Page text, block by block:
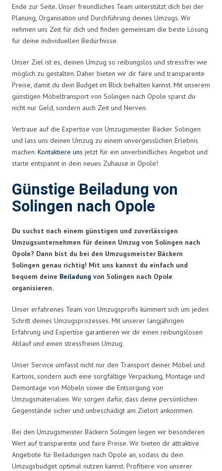
Ende zur Seite. Unser freundliches Team unterstützt dich bei der
Planung, Organisation und Durchführung deines Umzugs. Wir
nehmen uns Zeit für dich und finden gemeinsam die beste Lösung
für deine individuellen Bedürfnisse.
Unser Ziel ist es, deinen Umzug so reibungslos und stressfrei wie
möglich zu gestalten. Daher bieten wir dir faire und transparente
Preise, damit du dein Budget im Blick behalten kannst. Mit unserem
günstigen Möbeltransport von Solingen nach Opole sparst du
nicht nur Geld, sondern auch Zeit und Nerven.
Vertraue auf die Expertise von Umzugsmeister Bäcker Solingen
und lass uns deinen Umzug zu einem unvergesslichen Erlebnis
machen. Kontaktiere uns jetzt für ein unverbindliches Angebot und
starte entspannt in dein neues Zuhause in Opole!
Günstige Beiladung von
Solingen nach Opole
Du suchst nach einem günstigen und zuverlässigen
Umzugsunternehmen für deinen Umzug von Solingen nach
Opole? Dann bist du bei den Umzugsmeister Bäckern
Solingen genau richtig! Mit uns kannst du einfach und
bequem deine Beiladung von Solingen nach Opole
organisieren.
Unser erfahrenes Team von Umzugsprofis kümmert sich um jeden
Schritt deines Umzugsprozesses. Mit unserer langjährigen
Erfahrung und Expertise garantieren wir dir einen reibungslosen
Ablauf und einen stressfreien Umzug.
Unser Service umfasst nicht nur den Transport deiner Möbel und
Kartons, sondern auch eine sorgfältige Verpackung, Montage und
Demontage von Möbeln sowie die Entsorgung von
Umzugsmaterialien. Wir sorgen dafür, dass deine persönlichen
Gegenstände sicher und unbeschädigt am Zielort ankommen.
Bei den Umzugsmeister Bäckern Solingen legen wir besonderen
Wert auf transparente und faire Preise. Wir bieten dir attraktive
Angebote für Beiladungen nach Opole an, sodass du dein
Umzugsbudget optimal nutzen kannst. Profitiere von unserer